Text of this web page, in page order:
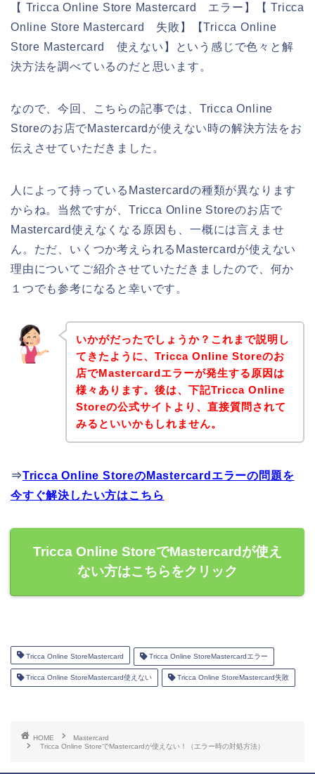
【 Tricca Online Store Mastercard エラー】【 Tricca
Online Store Mastercard 失敗】【Tricca Online
Store Mastercard 使えない】という感じで色々と解
決方法を調べているのだと思います。
なので、今回、こちらの記事では、Tricca Online
Storeのお店でMastercardが使えない時の解決方法をお
伝えさせていただきました。
人によって持っているMastercardの種類が異なります
からね。当然ですが、Tricca Online Storeのお店で
Mastercard使えなくなる原因も、一概には言えませ
ん。ただ、いくつか考えられるMastercardが使えない
理由についてご紹介させていただきましたので、何か
１つでも参考になると幸いです。
いかがだったでしょうか？これまで説明し
てきたように、Tricca Online Storeのお
店でMastercardエラーが発生する原因は
様々あります。後は、下記Tricca Online
Storeの公式サイトより、直接質問されて
みるといいかもしれません。
⇒Tricca Online StoreのMastercardエラーの問題を
今すぐ解決したい方はこちら
Tricca Online StoreでMastercardが使え
ない方はこちらをクリック
Tricca Online StoreMastercard Tricca Online StoreMastercardエラー
Tricca Online StoreMastercard使えない Tricca Online StoreMastercard失敗
HOME
Mastercard
Tricca Online StoreでMastercardが使えない！（エラー時の対処方法）